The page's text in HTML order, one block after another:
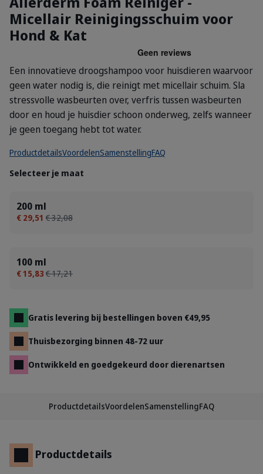
Micellair Reinigingsschuim voor
Hond & Kat
Een innovatieve droogshampoo voor huisdieren waarvoor
geen water nodig is, die reinigt met micellair schuim. Sla
stressvolle wasbeurten over, verfris tussen wasbeurten
door en houd je huisdier schoon onderweg, zelfs wanneer
je geen toegang hebt tot water.
ProductdetailsVoordelenSamenstellingFAQ
Selecteer je maat
200 ml
€ 29,51 € 32,08
100 ml
€ 15,83€ 17,21
Gratis levering bij bestellingen boven €49,95
Thuisbezorging binnen 48-72 uur
Ontwikkeld en goedgekeurd door dierenartsen
ProductdetailsVoordelenSamenstellingFAQ
Productdetails